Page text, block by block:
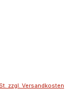
zzgl. Versandkosten